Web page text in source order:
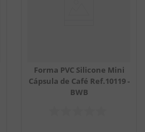
Forma PVC Silicone Mini
Cápsula de Café Ref.10119 -
BWB